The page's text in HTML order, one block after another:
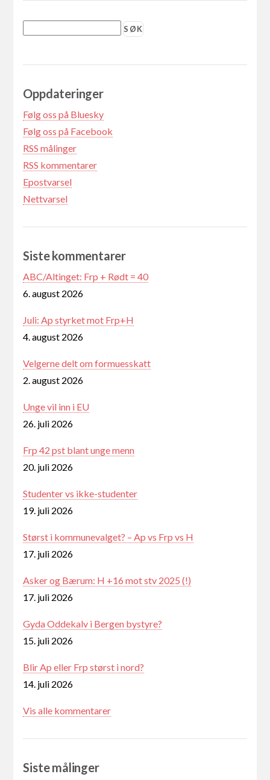
Oppdateringer
Følg oss på Bluesky
Følg oss på Facebook
RSS målinger
RSS kommentarer
Epostvarsel
Nettvarsel
Siste kommentarer
ABC/Altinget: Frp + Rødt = 40
6. august 2026
Juli: Ap styrket mot Frp+H
4. august 2026
Velgerne delt om formuesskatt
2. august 2026
Unge vil inn i EU
26. juli 2026
Frp 42 pst blant unge menn
20. juli 2026
Studenter vs ikke-studenter
19. juli 2026
Størst i kommunevalget? – Ap vs Frp vs H
17. juli 2026
Asker og Bærum: H +16 mot stv 2025 (!)
17. juli 2026
Gyda Oddekalv i Bergen bystyre?
15. juli 2026
Blir Ap eller Frp størst i nord?
14. juli 2026
Vis alle kommentarer
Siste målinger